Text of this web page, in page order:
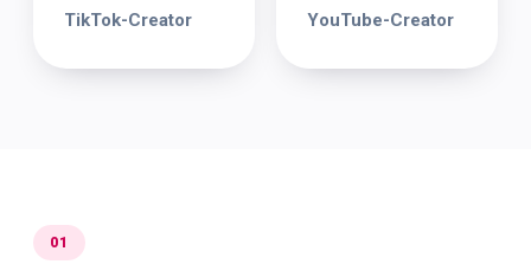
TikTok-Creator YouTube-Creator
01